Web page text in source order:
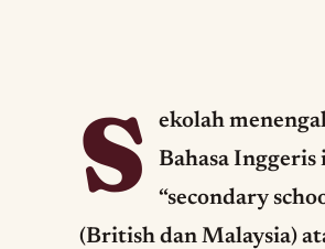
S
ekolah
Bahasa Inggeris
“secondary
(British dan Malaysia)